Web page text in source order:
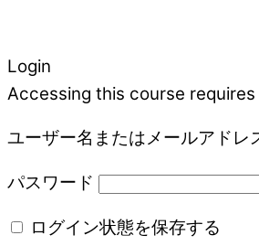
Login
Accessing this course
ユーザー名またはメールアドレ
パスワード
ログイン状態を保存する